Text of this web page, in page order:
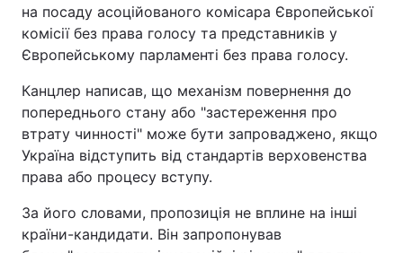
на посаду асоційованого комісара Європейської
комісії без права голосу та представників у
Європейському парламенті без права голосу.
Канцлер написав, що механізм повернення до
попереднього стану або "застереження про
втрату чинності" може бути запроваджено, якщо
Україна відступить від стандартів верховенства
права або процесу вступу.
За його словами, пропозиція не вплине на інші
країни-кандидати. Він запропонував